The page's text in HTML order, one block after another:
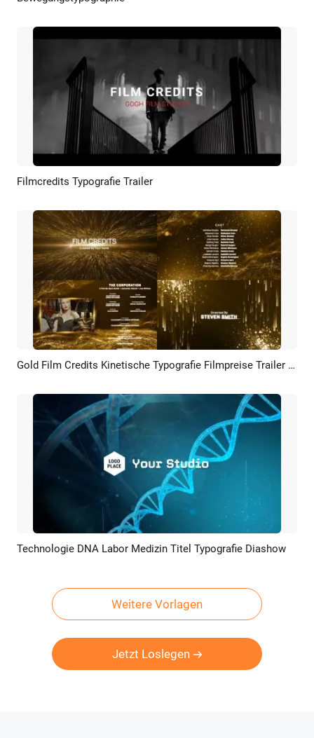
Vorschau
Filmcredits Typografie Trailer
Vorschau KI Erstellen Gold Film Credits Kinetische Typografie Filmpreise Trailer Ende Business Diashow
Vorschau KI Erstellen
Technologie DNA Labor Medizin Titel Typografie Diashow
Weitere Vorlagen
Jetzt Loslegen